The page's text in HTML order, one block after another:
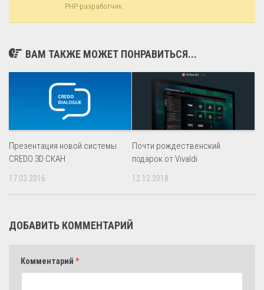
PHP-разработчик.
ВАМ ТАКЖЕ МОЖЕТ ПОНРАВИТЬСЯ...
Презентация новой системы
CREDO 3D СКАН
17.03.2016
Почти рождественский
подарок от Vivaldi
12.12.2018
ДОБАВИТЬ КОММЕНТАРИЙ
Комментарий *